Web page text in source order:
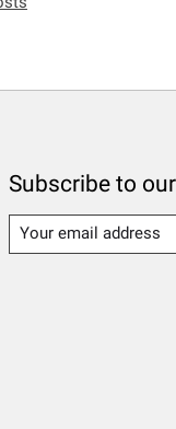
Subscribe to